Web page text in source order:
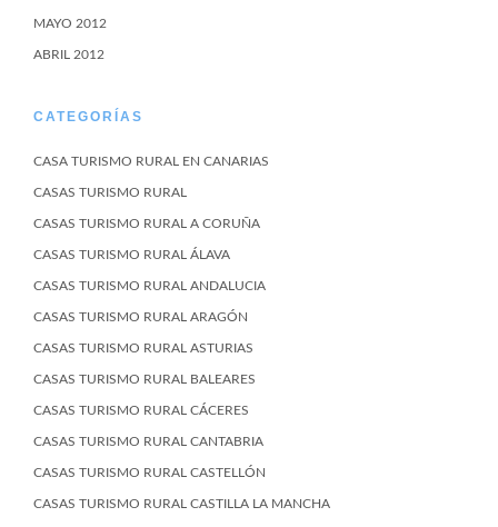
MAYO 2012
ABRIL 2012
CATEGORÍAS
CASA TURISMO RURAL EN CANARIAS
CASAS TURISMO RURAL
CASAS TURISMO RURAL A CORUÑA
CASAS TURISMO RURAL ÁLAVA
CASAS TURISMO RURAL ANDALUCIA
CASAS TURISMO RURAL ARAGÓN
CASAS TURISMO RURAL ASTURIAS
CASAS TURISMO RURAL BALEARES
CASAS TURISMO RURAL CÁCERES
CASAS TURISMO RURAL CANTABRIA
CASAS TURISMO RURAL CASTELLÓN
CASAS TURISMO RURAL CASTILLA LA MANCHA